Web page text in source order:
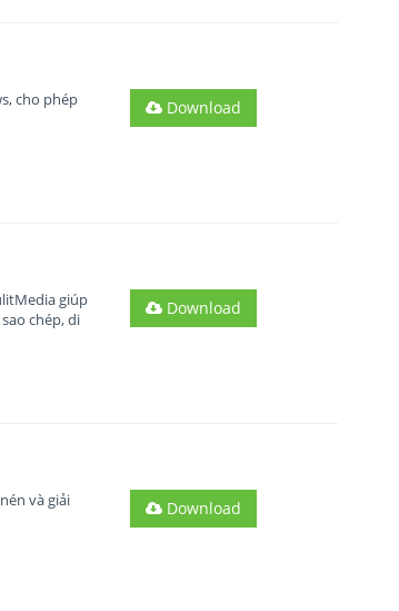
cho phép
Download
giúp
chép, di
Download
và giải
Download